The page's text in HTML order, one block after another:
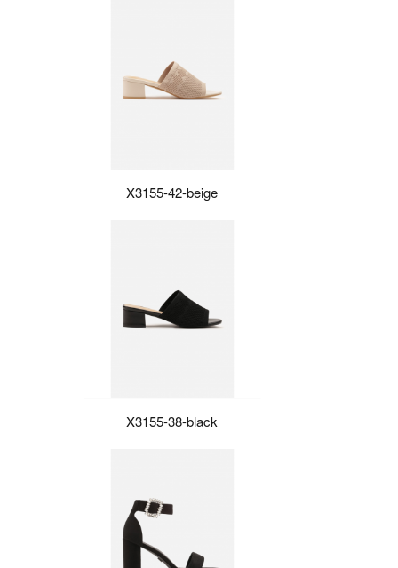
X3155-42-beige
X3155-38-black